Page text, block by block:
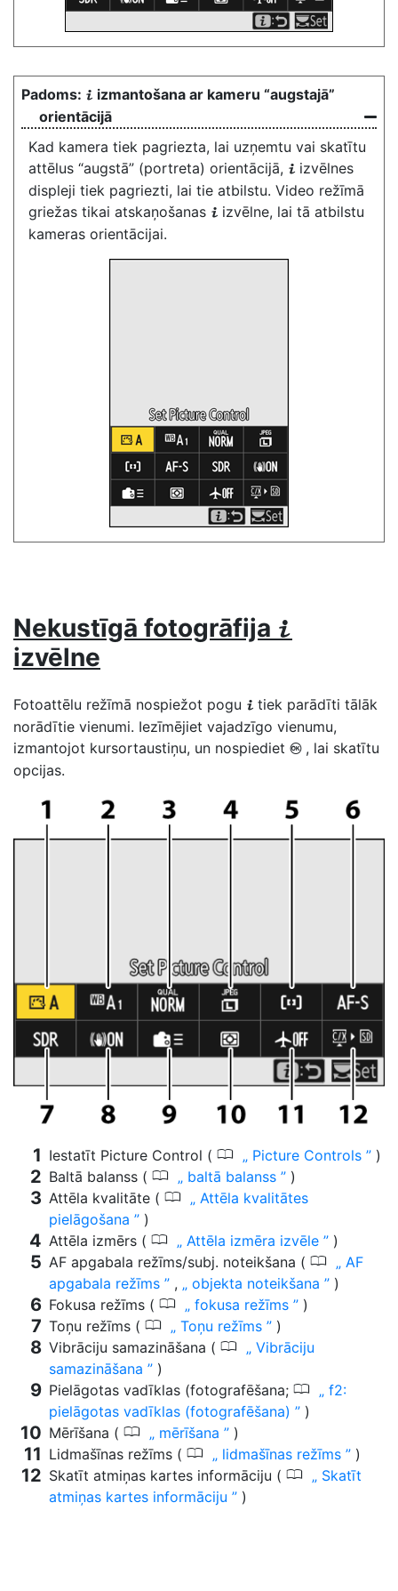
i izmantošana ar kameru “augstajā”
orientācijā
Kad kamera tiek pagriezta, lai uzņemtu vai skatītu
attēlus “augstā” (portreta) orientācijā, i izvēlnes
displeji tiek pagriezti, lai tie atbilstu. Video režīmā
griežas tikai atskaņošanas i izvēlne, lai tā atbilstu
kameras orientācijai.
Nekustīgā fotogrāfija i
izvēlne
Fotoattēlu režīmā nospiežot pogu i tiek parādīti tālāk
norādītie vienumi. Iezīmējiet vajadzīgo vienumu,
izmantojot kursortaustiņu, un nospiediet J , lai skatītu
opcijas.
Iestatīt Picture Control ( 0 Picture Controls
)
Baltā balanss ( 0 baltā balanss
)
Attēla kvalitāte ( 0
Attēla kvalitātes
pielāgošana
)
Attēla izmērs ( 0 Attēla izmēra izvēle
)
AF apgabala režīms/subj. noteikšana ( 0
AF
apgabala režīms
, objekta noteikšana
)
Fokusa režīms ( 0 fokusa režīms
)
Toņu režīms ( 0 Toņu režīms
)
Vibrāciju samazināšana ( 0
Vibrāciju
samazināšana
)
Pielāgotas vadīklas (fotografēšana; 0
f2:
pielāgotas vadīklas (fotografēšana)
)
Mērīšana ( 0 mērīšana
)
Lidmašīnas režīms ( 0 lidmašīnas režīms
)
Skatīt atmiņas kartes informāciju ( 0
Skatīt
atmiņas kartes informāciju
)